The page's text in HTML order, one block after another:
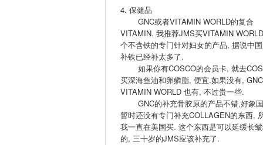
4. 保健品
GNC或者VITAMIN WORLD的复合
VITAMIN. 我推荐JMS买VITAMIN
个不含铁的专门针对妇女的产品, 据说中
补铁已经补太多了.
如果你有COSCO的会员卡, 就去
买深海鱼油和卵鳞脂, 便宜.如果没有,
VITAMIN WORLD 也有, 不过贵一些.
GNC的补充骨胶原的产品不错,好象
暂时还没有专门补充COLLAGEN的东西,
我一直在美国买. 这个东西是可以延缓长
的, 三十岁的JMS应该补充了.